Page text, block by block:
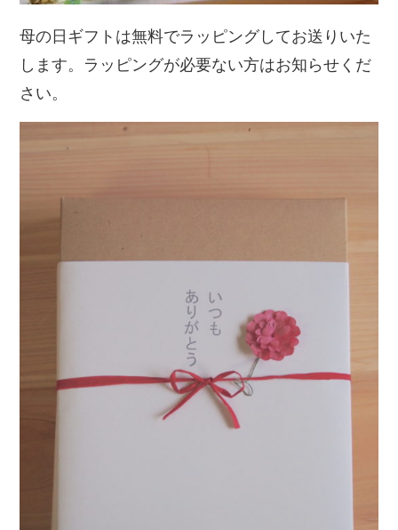
母の日ギフトは無料でラッピングしてお送りいた
します。ラッピングが必要ない方はお知らせくだ
さい。